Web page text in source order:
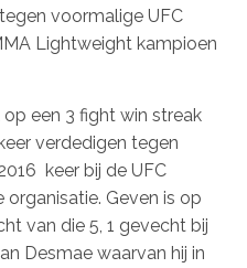
voormalige UFC
Lightweight kampioen
een 3 fight win streak
verdedigen tegen
keer bij de UFC
organisatie. Geven is op
van die 5, 1 gevecht bij
Desmae waarvan hij in